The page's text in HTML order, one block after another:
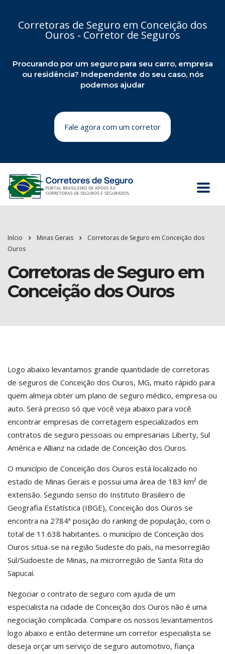
Corretoras de Seguro em Conceição dos
Ouros - Corretor de Seguros
Procurando por um seguro para seu carro, empresa
ou residência? Independente do seu caso, nós
podemos ajudar
Fale agora com um corretor
Início Minas Gerais
Corretoras de Seguro em Conceição dos
Ouros
Corretoras de Seguro em
Conceição dos Ouros
Logo abaixo levantamos grande quantidade de corretoras
de seguros de Conceição dos Ouros, MG, muito rápido para
quem almeja obter um plano de seguro médico, empresa ou
auto. Será preciso só que você veja abaixo para você
encontrar empresas de corretagem especializados em
contratos de seguro pessoais ou empresariais Liberty, Sul
América e Allianz na cidade de Conceição dos Ouros.
O município de Conceição dos Ouros está localizado no
estado de Minas Gerais e possui uma área de 183 km² de
extensão. Segundo senso do Instituto Brasileiro de
Geografia Estatística (IBGE), Conceição dos Ouros se
encontra na 2784ª posição do ranking de população, com o
total de 11.638 habitantes. o município de Conceição dos
Ouros situa-se na região Sudeste do país, na mesorregião
Sul/Sudoeste de Minas, na microrregião de Santa Rita do
Sapucaí.
Negociar o contrato de seguro com ajuda de um
especialista na cidade de Conceição dos Ouros não é uma
negociação complicada. Compare os nossos levantamentos
logo abaixo e então determine um corretor especialista se
deseja orçar um serviço de seguro automotivo, fiança